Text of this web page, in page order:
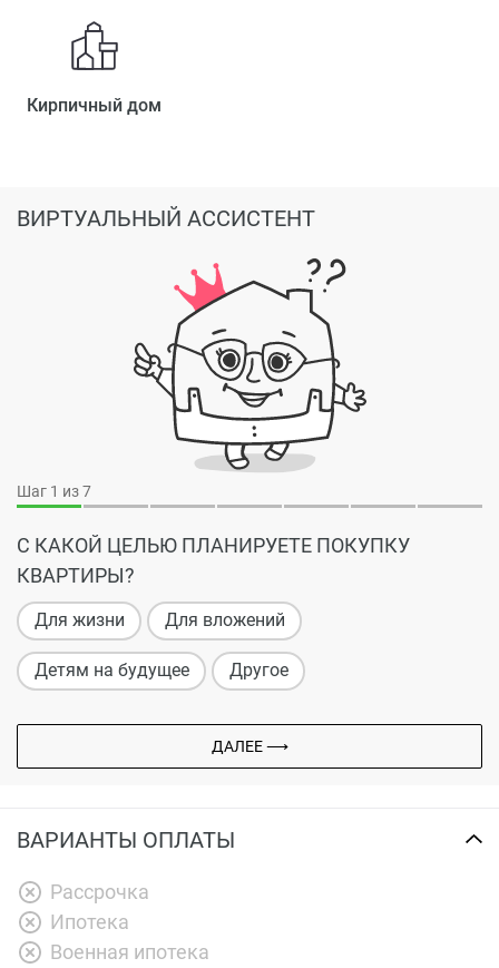
Кирпичный дом
Шаг 1 из 7
С КАКОЙ ЦЕЛЬЮ ПЛАНИРУЕТЕ ПОКУПКУ
КВАРТИРЫ?
Для жизни Для вложений
Детям на будущее Другое
ДАЛЕЕ ⟶
ВИРТУАЛЬНЫЙ АССИСТЕНТ
ВАРИАНТЫ ОПЛАТЫ
Рассрочка
Ипотека
Военная ипотека